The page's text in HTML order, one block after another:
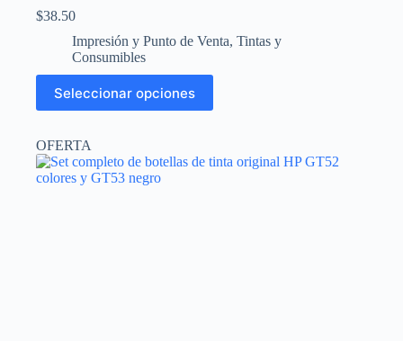
$38.50
Impresión y Punto de Venta, Tintas y
Consumibles
Seleccionar opciones
Este
producto
tiene
variantes.
Las
opciones
OFERTA